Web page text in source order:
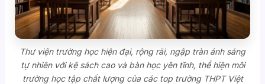
Thư viện trường học hiện đại, rộng rãi, ngập tràn ánh sáng
tự nhiên với kệ sách cao và bàn học yên tĩnh, thể hiện môi
trường học tập chất lượng của các top trường THPT Việt